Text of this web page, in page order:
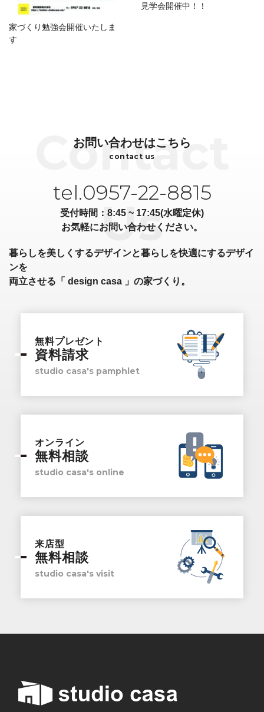
家づくり勉強会開催いたしま
す
見学会開催中！！
お問い合わせはこちら
contact us
tel.0957-22-8815
受付時間：8:45 ~ 17:45(水曜定休)
お気軽にお問い合わせください。
暮らしを美しくするデザインと暮らしを快適にするデザイ
ンを
両立させる「 design casa 」の家づくり。
無料プレゼント
資料請求
studio casa's pamphlet
オンライン
無料相談
studio casa's online
来店型
無料相談
studio casa's visit